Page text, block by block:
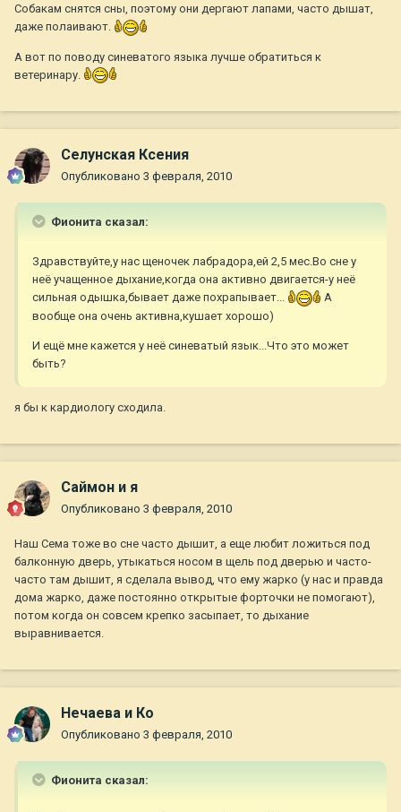
Собакам снятся сны, поэтому они дергают лапами, часто дышат,
даже полаивают.
А вот по поводу синеватого языка лучше обратиться к
ветеринару.
Селунская Ксения
Опубликовано 3 февраля, 2010
Фионита сказал:
Здравствуйте,у нас щеночек лабрадора,ей 2,5 мес.Во сне у
неё учащенное дыхание,когда она активно двигается-у неё
сильная одышка,бывает даже похрапывает...
А
вообще она очень активна,кушает хорошо)
И ещё мне кажется у неё синеватый язык...Что это может
быть?
я бы к кардиологу сходила.
Саймон и я
Опубликовано 3 февраля, 2010
Наш Сема тоже во сне часто дышит, а еще любит ложиться под
балконную дверь, утыкаться носом в щель под дверью и часто-
часто там дышит, я сделала вывод, что ему жарко (у нас и правда
дома жарко, даже постоянно открытые форточки не помогают),
потом когда он совсем крепко засыпает, то дыхание
выравнивается.
Нечаева и Ко
Опубликовано 3 февраля, 2010
Фионита сказал: